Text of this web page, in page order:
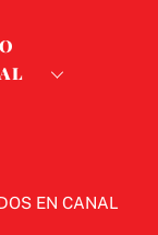
EN CANAL